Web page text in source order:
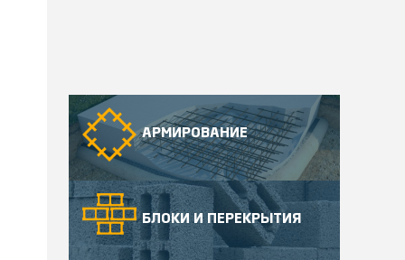
АРМИРОВАНИЕ
БЛОКИ И ПЕРЕКРЫТИЯ